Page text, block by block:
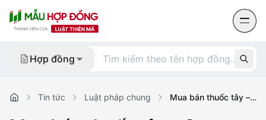
Số điện thoại hỗ trợ
Mới
Hợp đồng
Tin tức Luật pháp chung
Mua bán thuốc tây –